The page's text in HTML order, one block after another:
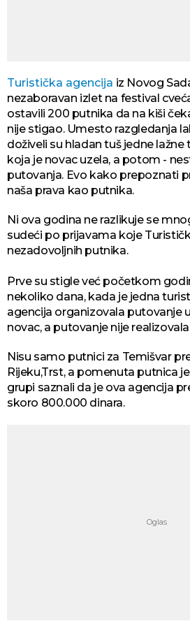
Turistička agencija iz Novog
nezaboravan izlet na festival
ostavili 200 putnika da na kiši
nije stigao. Umesto razgledanja
doživeli su hladan tuš jedne lažne
koja je novac uzela, a potom -
putovanja. Evo kako prepoznati
naša prava kao putnika.
Ni ova godina ne razlikuje se
sudeći po prijavama koje
nezadovoljnih putnika.
Prve su stigle već početkom
nekoliko dana, kada je jedna
agencija organizovala putovanje u
novac, a putovanje nije
Nisu samo putnici za Temišvar
Rijeku,Trst, a pomenuta putnica
grupi saznali da je ova agencija
skoro 800.000 dinara.